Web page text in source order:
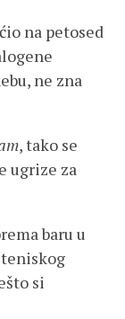
na petosed
ne zna
, tako se
ugrize za
baru u
si